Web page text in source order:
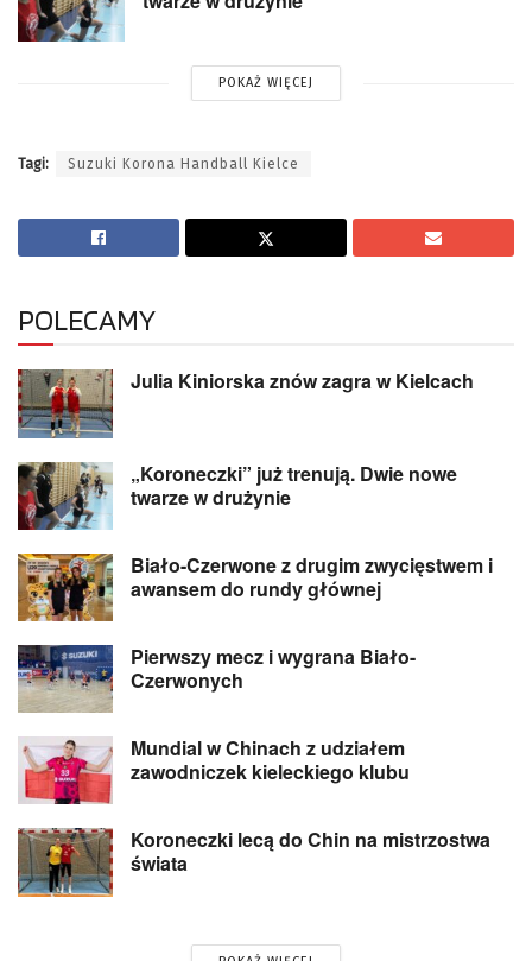
POKAŻ WIĘCEJ
Tagi: Suzuki Korona Handball Kielce
POLECAMY
Julia Kiniorska znów zagra w Kielcach
„Koroneczki” już trenują. Dwie nowe
twarze w drużynie
Biało-Czerwone z drugim zwycięstwem i
awansem do rundy głównej
Pierwszy mecz i wygrana Biało-
Czerwonych
Mundial w Chinach z udziałem
zawodniczek kieleckiego klubu
Koroneczki lecą do Chin na mistrzostwa
świata